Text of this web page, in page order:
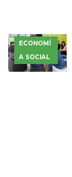
ECONOMÍ
A SOCIAL